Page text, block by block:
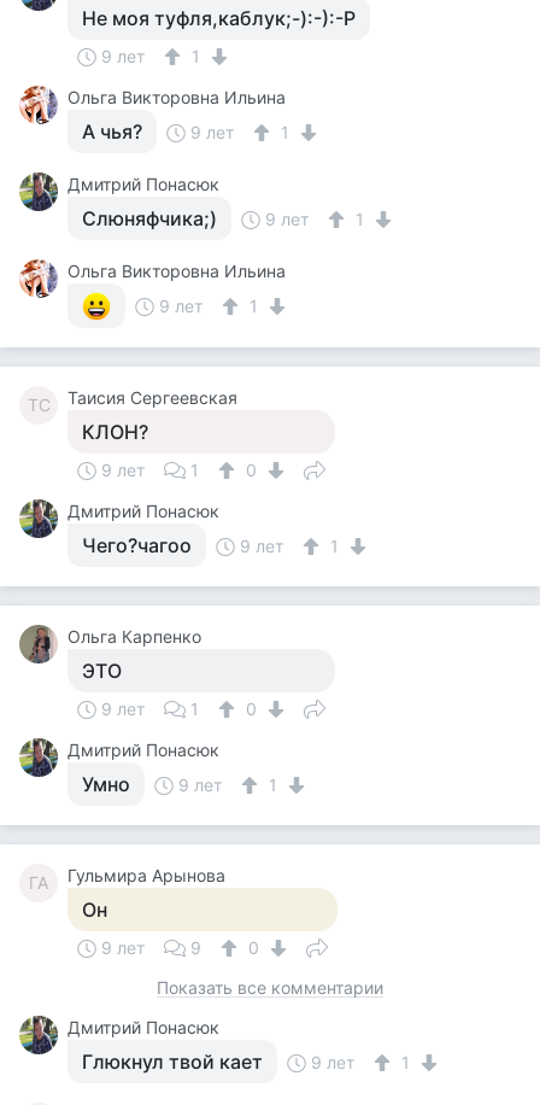
Не моя туфля,каблук;-):-):-P
9 лет
1
Ольга Викторовна Ильина
А чья? 9 лет 1
Дмитрий Понасюк
Слюняфчика;) 9 лет 1
Ольга Викторовна Ильина
9 лет
1
ТС Таисия Сергеевская
КЛОН?
9 лет 1
0
Дмитрий Понасюк
Чего?чагоо 9 лет 1
Ольга Карпенко
ЭТО
9 лет 1
0
Дмитрий Понасюк
Умно 9 лет 1
ГА Гульмира Арынова
Он
9 лет 9
0
Показать все комментарии
Дмитрий Понасюк
Глюкнул твой кает 9 лет 1